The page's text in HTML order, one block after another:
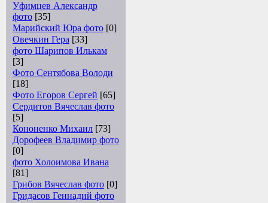
Уфимцев Александр
фото [35]
Марийский Юра фото [0]
Овечкин Гера [33]
фото Шарипов Илькам
[3]
Фото Сентябова Володи
[18]
Фото Егоров Сергей [65]
Сердитов Вячеслав фото
[5]
Кононенко Михаил [73]
Дорофеев Владимир фото
[0]
фото Холоимова Ивана
[81]
Грибов Вячеслав фото [0]
Гридасов Геннадий фото